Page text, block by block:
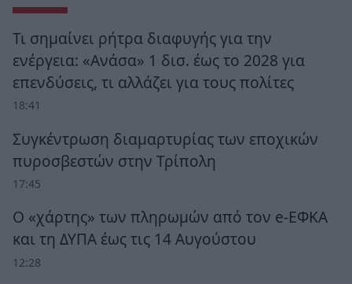
Τι σημαίνει ρήτρα διαφυγής για την
ενέργεια: «Ανάσα» 1 δισ. έως το 2028 για
επενδύσεις, τι αλλάζει για τους πολίτες
18:41
Συγκέντρωση διαμαρτυρίας των εποχικών
πυροσβεστών στην Τρίπολη
17:45
Ο «χάρτης» των πληρωμών από τον e-ΕΦΚΑ
και τη ΔΥΠΑ έως τις 14 Αυγούστου
12:28